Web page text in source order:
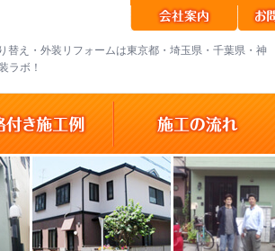
替え・外装リフォームは東京都・埼玉県・千葉県・神
ラボ！